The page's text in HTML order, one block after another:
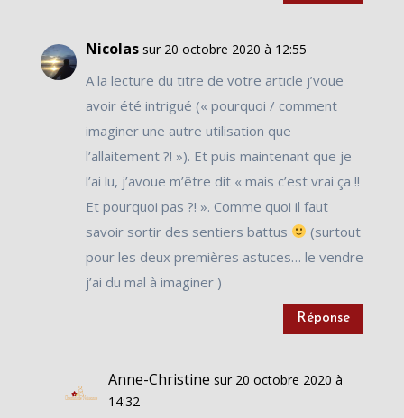
Nicolas sur 20 octobre 2020 à 12:55
A la lecture du titre de votre article j’voue
avoir été intrigué (« pourquoi / comment
imaginer une autre utilisation que
l’allaitement ?! »). Et puis maintenant que je
l’ai lu, j’avoue m’être dit « mais c’est vrai ça !!
Et pourquoi pas ?! ». Comme quoi il faut
savoir sortir des sentiers battus
(surtout
pour les deux premières astuces… le vendre
j’ai du mal à imaginer )
Réponse
Anne-Christine sur 20 octobre 2020 à
14:32